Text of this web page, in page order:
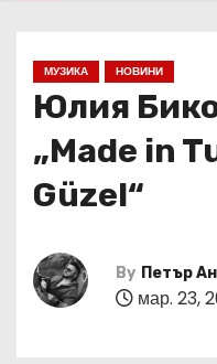
МУЗИКА НОВИНИ
Юлия
„Made in
Güzel“
By Петър
мар. 23,